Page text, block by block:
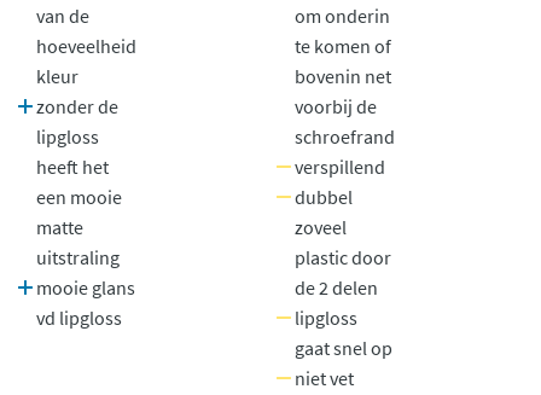
van de
hoeveelheid
kleur
zonder de
lipgloss
heeft het
een mooie
matte
uitstraling
mooie glans
vd lipgloss
om onderin
te komen of
bovenin net
voorbij de
schroefrand
verspillend
dubbel
zoveel
plastic door
de 2 delen
lipgloss
gaat snel op
niet vet